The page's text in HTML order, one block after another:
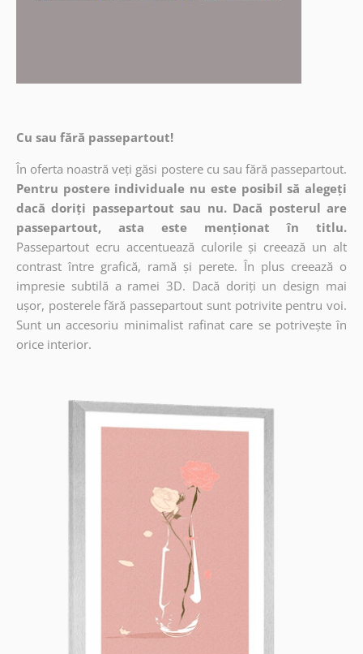
Cu sau fără passepartout!
În oferta noastră veți găsi postere cu sau fără passepartout.
Pentru postere individuale nu este posibil să alegeți
dacă doriți passepartout sau nu. Dacă posterul are
passepartout, asta este menționat în titlu.
Passepartout ecru accentuează culorile și creează un alt
contrast între grafică, ramă și perete. În plus creează o
impresie subtilă a ramei 3D. Dacă doriți un design mai
ușor, posterele fără passepartout sunt potrivite pentru voi.
Sunt un accesoriu minimalist rafinat care se potrivește în
orice interior.